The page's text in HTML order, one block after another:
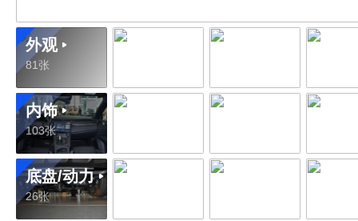
外观
81张
内饰
103张
底盘/动力
26张